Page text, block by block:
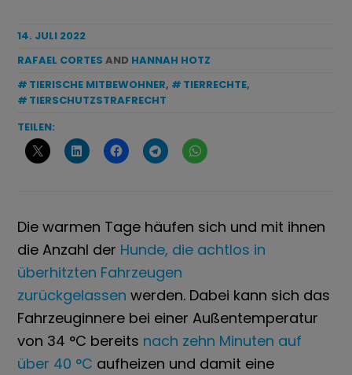
14. JULI 2022
RAFAEL CORTES AND HANNAH HOTZ
TIERISCHE MITBEWOHNER, TIERRECHTE,
TIERSCHUTZSTRAFRECHT
TEILEN:
Die warmen Tage häufen sich und mit ihnen
die Anzahl der Hunde, die achtlos in
überhitzten Fahrzeugen
zurückgelassen werden. Dabei kann sich das
Fahrzeuginnere bei einer Außentemperatur
von 34 °C bereits nach zehn Minuten auf
über 40 °C aufheizen und damit eine